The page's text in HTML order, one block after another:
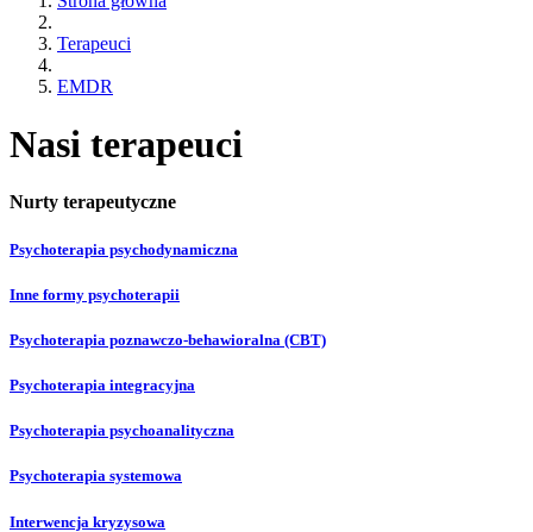
Terapeuci
EMDR
Nasi terapeuci
Nurty terapeutyczne
Psychoterapia psychodynamiczna
Inne formy psychoterapii
Psychoterapia poznawczo-behawioralna (CBT)
Psychoterapia integracyjna
Psychoterapia psychoanalityczna
Psychoterapia systemowa
Interwencja kryzysowa